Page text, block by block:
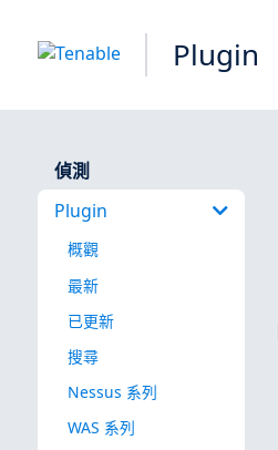
Plugin
偵測
Plugin
概觀
最新
已更新
搜尋
Nessus 系列
WAS 系列